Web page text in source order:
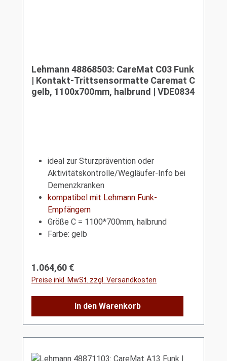
Lehmann 48868503: CareMat C03 Funk
| Kontakt-Trittsensormatte Caremat C
gelb, 1100x700mm, halbrund | VDE0834
ideal zur Sturzprävention oder
Aktivitätskontrolle/Wegläufer-Info bei
Demenzkranken
kompatibel mit Lehmann Funk-
Empfängern
Größe C = 1100*700mm, halbrund
Farbe: gelb
Regulärer Preis:
1.064,60 €
Preise inkl. MwSt. zzgl. Versandkosten
In den Warenkorb